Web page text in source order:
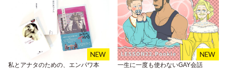
私とアナタのための、エンパワ本
一生に一度も使わないGAY会話